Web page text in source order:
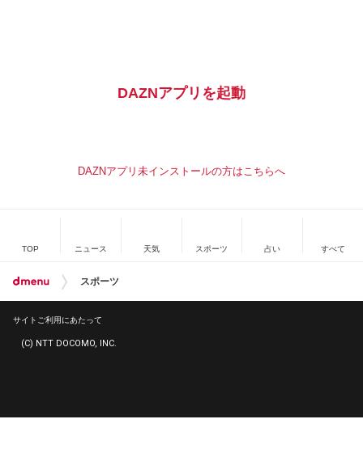
DAZNアプリを起動
DAZNアプリ未インストールの方はこちらへ
TOP ニュース 天気 スポーツ 占い すべて
スポーツ
サイトご利用にあたって
(C) NTT DOCOMO, INC.